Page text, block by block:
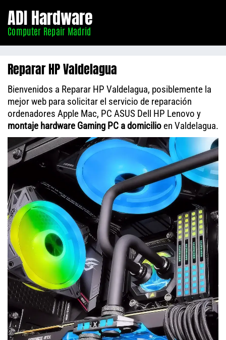
Madrid
ADI Hardware
Computer Repair Madrid
Reparar HP Valdelagua
Bienvenidos a Reparar HP Valdelagua, posiblemente la
mejor web para solicitar el servicio de reparación
ordenadores Apple Mac, PC ASUS Dell HP Lenovo y
montaje hardware Gaming PC a domicilio en Valdelagua.